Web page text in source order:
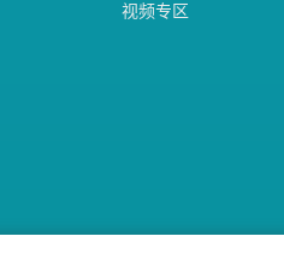
视频专区